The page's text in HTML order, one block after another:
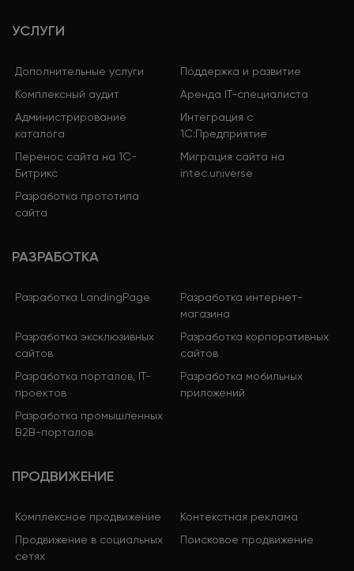
УСЛУГИ
Дополнительные услуги
Поддержка и развитие
Комплексный аудит
Аренда IT-специалиста
Администрирование
каталога
Интеграция с
1С:Предприятие
Перенос сайта на 1С-
Битрикс
Миграция сайта на
intec.universe
Разработка прототипа
сайта
РАЗРАБОТКА
Разработка LandingPage
Разработка интернет-
магазина
Разработка эксклюзивных
сайтов
Разработка корпоративных
сайтов
Разработка порталов, IT-
проектов
Разработка мобильных
приложений
Разработка промышленных
B2B-порталов
ПРОДВИЖЕНИЕ
Комплексное продвижение
Контекстная реклама
Продвижение в социальных
сетях
Поисковое продвижение